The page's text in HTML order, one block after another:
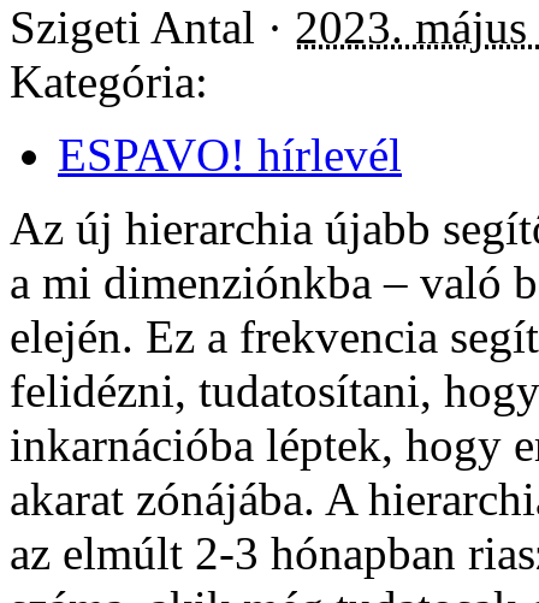
Szigeti Antal · 2023.
Kategória:
ESPAVO! hírlevél
Az új hierarchia újabb
a mi dimenziónkba – való
elején. Ez a frekvencia
felidézni, tudatosítani,
inkarnációba léptek, hogy
akarat zónájába. A
az elmúlt 2-3 hónapban